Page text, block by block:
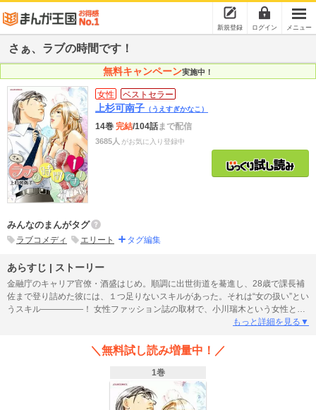
新規登録 ログイン メニュー
さぁ、ラブの時間です！
無料キャンペーン実施中！
女性 ベストセラー
上杉可南子 （うえすぎかなこ）
14巻 完結/104話まで配信
3685人 がお気に入り登録中
みんなのまんがタグ
ラブコメディ エリート タグ編集
あらすじ | ストーリー
金融庁のキャリア官僚・酒盛はじめ。順調に出世街道を驀進し、28歳で課長補
佐まで登り詰めた彼には、１つ足りないスキルがあった。それは“女の扱い”とい
うスキル―――――！ 女性ファッション誌の取材で、小川瑞木という女性と出
会ったその日、２人は自分たちが住むマンションで鉢合わせ、妙な成り行きか
ンナが仕掛ける「ネオセンス」ラブコメ!!
もっと詳細を見る▼
＼無料試し読み増量中！／
1巻